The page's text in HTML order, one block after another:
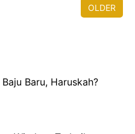
OLDER
Baru, Haruskah?